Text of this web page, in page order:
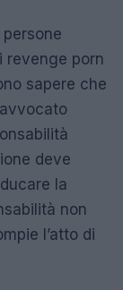
revenge porn
sapere che
deve
la
non
l’atto di